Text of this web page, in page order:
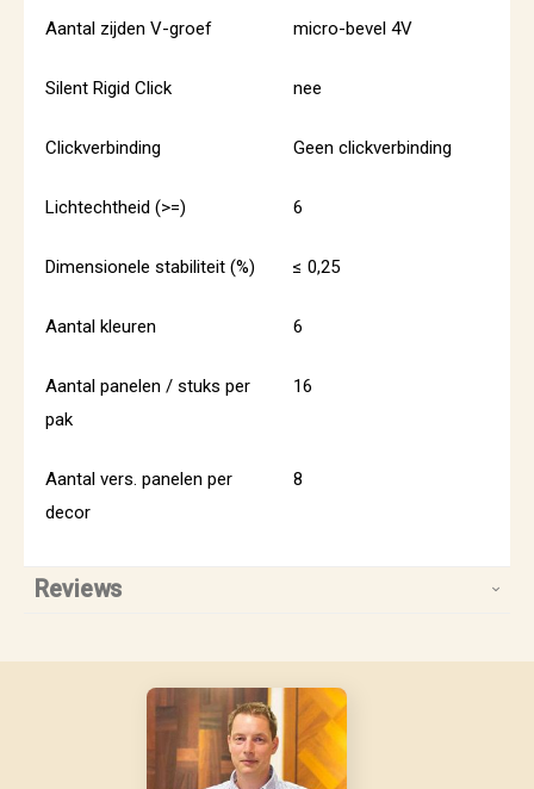
Aantal zijden V-groef micro-bevel 4V
Silent Rigid Click nee
Clickverbinding Geen clickverbinding
Lichtechtheid (>=) 6
Dimensionele stabiliteit (%) ≤ 0,25
Aantal kleuren 6
Aantal panelen / stuks per
pak
16
Aantal vers. panelen per
decor
8
Reviews